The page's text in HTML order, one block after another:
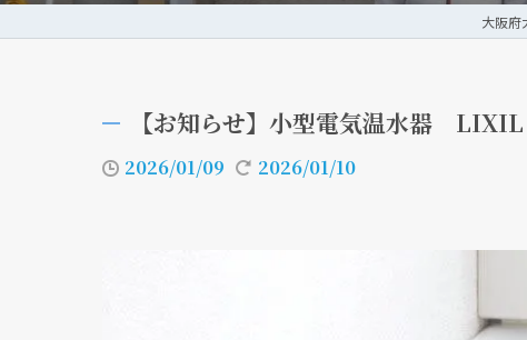
大阪府
【お知らせ】小型電気温水器
2026/01/09 2026/01/10